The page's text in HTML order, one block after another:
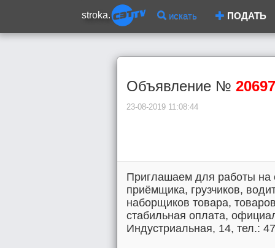
stroka. искать ПОДАТЬ
Объявление № 20697
23-08-2019 11:08:44
Приглашаем для работы на
приёмщика, грузчиков,
наборщиков товара,
стабильная оплата,
Индустриальная, 14, тел.: